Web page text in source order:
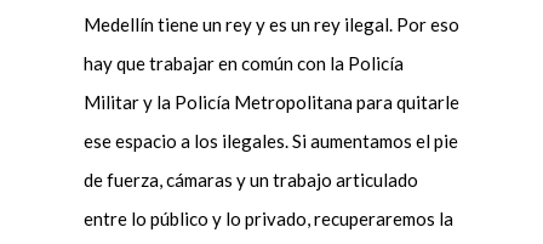
Medellín tiene un rey y es un rey ilegal. Por eso
hay que trabajar en común con la Policía
Militar y la Policía Metropolitana para quitarle
ese espacio a los ilegales. Si aumentamos el pie
de fuerza, cámaras y un trabajo articulado
entre lo público y lo privado, recuperaremos la